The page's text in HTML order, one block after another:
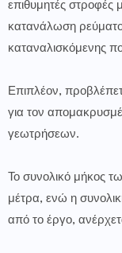
επιθυμητές στροφές
κατανάλωση
καταναλισκόμενης
Επιπλέον,
για τον
γεωτρήσεων.
Το συνολικό μήκος
μέτρα, ενώ η
από το έργο,